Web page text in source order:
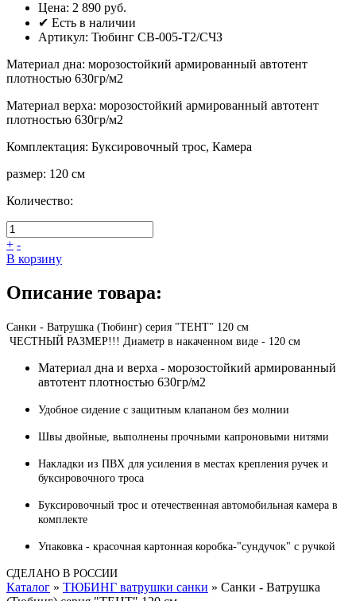
Цена: 2 890 руб.
✔ Есть в наличии
Артикул: Тюбинг СВ-005-Т2/СЧЗ
Материал дна: морозостойкий армированный автотент
плотностью 630гр/м2
Материал верха: морозостойкий армированный автотент
плотностью 630гр/м2
Комплектация: Буксировочный трос, Камера
размер: 120 см
Количество:
+ -
В корзину
Описание товара:
Санки - Ватрушка (Тюбинг) серия "ТЕНТ" 120 см
ЧЕСТНЫЙ РАЗМЕР!!! Диаметр в накаченном виде - 120 см
Материал дна и верха - морозостойкий армированный
автотент плотностью 630гр/м2
Удобное сидение с защитным клапаном без молнии
Швы двойные, выполнены прочными капроновыми нитями
Накладки из ПВХ для усиления в местах крепления ручек и
буксировочного троса
Буксировочный трос и отечественная автомобильная камера в
комплекте
Упаковка - красочная картонная коробка-"сундучок" с ручкой
СДЕЛАНО В РОССИИ
Каталог » ТЮБИНГ ватрушки санки » Санки - Ватрушка